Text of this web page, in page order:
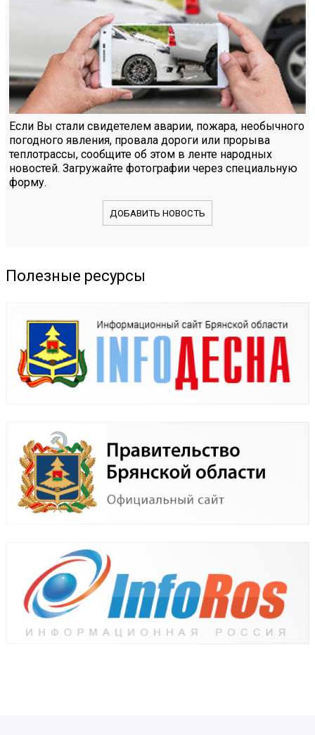
Если Вы стали свидетелем аварии, пожара, необычного
погодного явления, провала дороги или прорыва
теплотрассы, сообщите об этом в ленте народных
новостей. Загружайте фотографии через специальную
форму.
ДОБАВИТЬ НОВОСТЬ
Полезные ресурсы